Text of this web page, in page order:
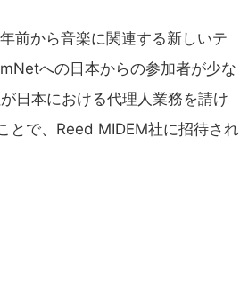
前から音楽に関連する新しいテ
への日本からの参加者が少な
日本における代理人業務を請け
とで、Reed MIDEM社に招待され